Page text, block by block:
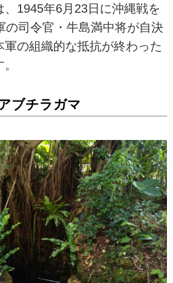
、1945年6月23日に沖縄戦を
の司令官・牛島満中将が自決
軍の組織的な抵抗が終わった
ブチラガマ